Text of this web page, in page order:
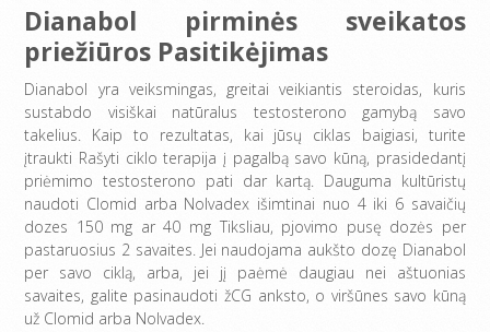
Dianabol pirminės sveikatos
priežiūros Pasitikėjimas
Dianabol yra veiksmingas, greitai veikiantis steroidas, kuris
sustabdo visiškai natūralus testosterono gamybą savo
takelius. Kaip to rezultatas, kai jūsų ciklas baigiasi, turite
įtraukti Rašyti ciklo terapija į pagalbą savo kūną, prasidedantį
priėmimo testosterono pati dar kartą. Dauguma kultūristų
naudoti Clomid arba Nolvadex išimtinai nuo 4 iki 6 savaičių
dozes 150 mg ar 40 mg Tiksliau, pjovimo pusę dozės per
pastaruosius 2 savaites. Jei naudojama aukšto dozę Dianabol
per savo ciklą, arba, jei jį paėmė daugiau nei aštuonias
savaites, galite pasinaudoti žCG anksto, o viršūnes savo kūną
už Clomid arba Nolvadex.